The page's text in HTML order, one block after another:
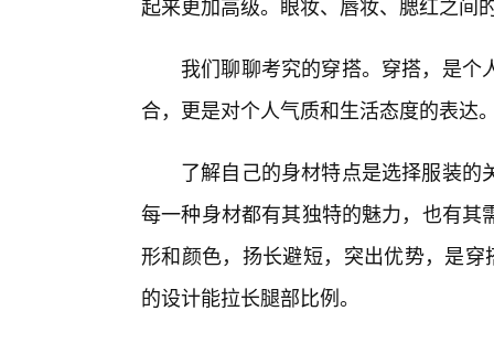
我们聊聊考究的穿搭。穿搭，是
合，更是对个人气质和生活态度的表达
了解自己的身材特点是选择服装
每一种身材都有其独特的魅力，也有
形和颜色，扬长避短，突出优势，是
的设计能拉长腿部比例。